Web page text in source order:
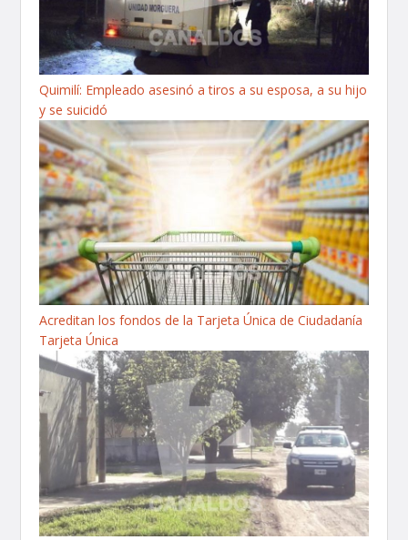
Quimilí: Empleado asesinó a tiros a su esposa, a su hijo
y se suicidó
Acreditan los fondos de la Tarjeta Única de Ciudadanía
Tarjeta Única